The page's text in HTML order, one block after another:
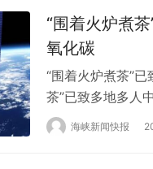
远…
“围着火炉煮
氧化碳
“围着火炉煮茶”
茶”已致多地多人
致优雅到让很多
了新的“网红”，
海峡新闻快报